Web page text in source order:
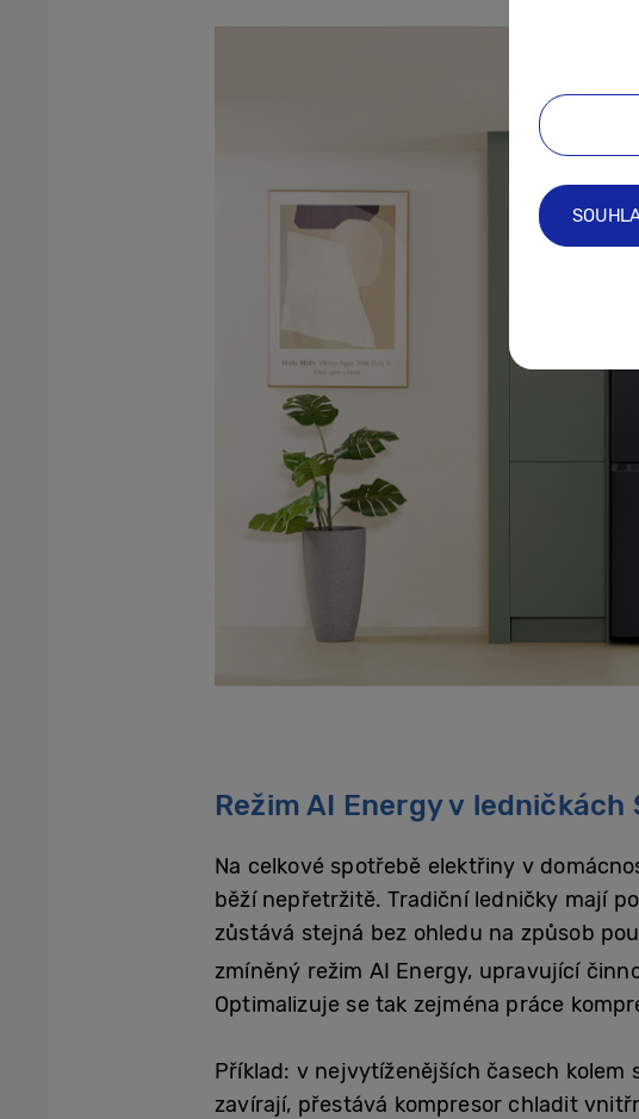
Režim AI Energy v ledničkách
Na celkové spotřebě elektřiny v
běží nepřetržitě. Tradiční ledničky mají
zůstává stejná bez ohledu na způsob
zmíněný režim AI Energy, upravující
Optimalizuje se tak zejména práce
Příklad: v nejvytíženějších časech kolem
zavírají, přestává kompresor chladit